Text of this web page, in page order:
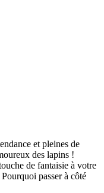
et pleines de
des lapins !
de fantaisie à votre
passer à côté